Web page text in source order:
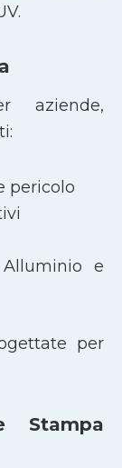
aziende,
pericolo
e
per
Stampa